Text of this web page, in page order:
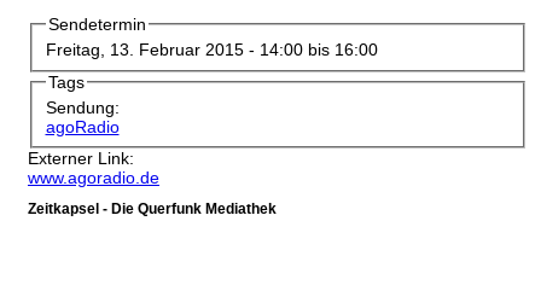
Sendetermin
Freitag, 13. Februar 2015 - 14:00bis 16:00
Tags
Sendung:
agoRadio
Externer Link:
www.agoradio.de
Zeitkapsel - Die Querfunk Mediathek